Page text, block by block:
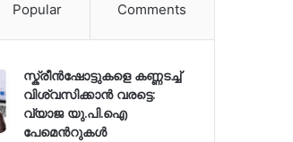
Popular Comments
സ്ക്രീൻഷോട്ടുകളെ കണ്ണടച്ച്
വിശ്വസിക്കാൻ വരട്ടെ:
വ്യാജ യു.പി.ഐ
പേമെന്‍റുകൾ